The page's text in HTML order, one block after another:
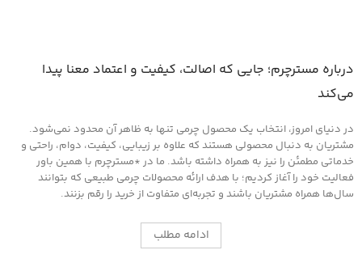
درباره مسترچرم؛ جایی که اصالت، کیفیت و اعتماد معنا پیدا
می‌کند
در دنیای امروز، انتخاب یک محصول چرمی تنها به ظاهر آن محدود نمی‌شود.
مشتریان به دنبال محصولی هستند که علاوه بر زیبایی، کیفیت، دوام، راحتی و
خدماتی مطمئن را نیز به همراه داشته باشد. ما در *مسترچرم با همین باور
فعالیت خود را آغاز کردیم؛ با هدف ارائه محصولات چرمی طبیعی که بتوانند
سال‌ها همراه مشتریان باشند و تجربه‌ای متفاوت از خرید را رقم بزنند.
ادامه مطلب